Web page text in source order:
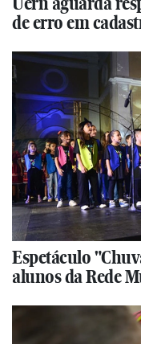
de erro em
Espetáculo
alunos da Rede